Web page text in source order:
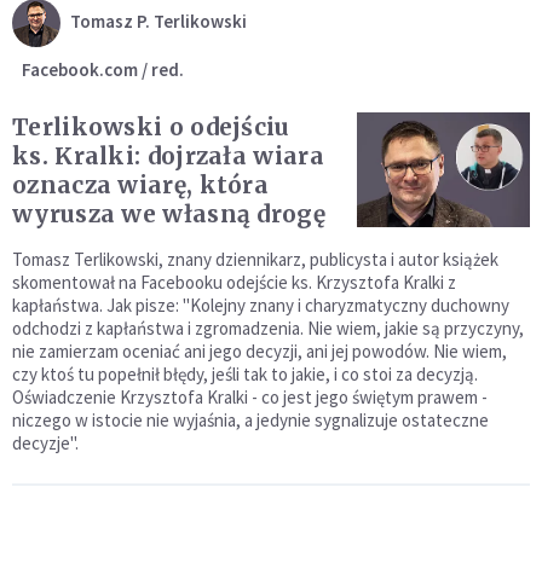
Tomasz P. Terlikowski
Facebook.com / red.
Terlikowski o odejściu
ks. Kralki: dojrzała wiara
oznacza wiarę, która
wyrusza we własną drogę
Tomasz Terlikowski, znany dziennikarz, publicysta i autor książek
skomentował na Facebooku odejście ks. Krzysztofa Kralki z
kapłaństwa. Jak pisze: "Kolejny znany i charyzmatyczny duchowny
odchodzi z kapłaństwa i zgromadzenia. Nie wiem, jakie są przyczyny,
nie zamierzam oceniać ani jego decyzji, ani jej powodów. Nie wiem,
czy ktoś tu popełnił błędy, jeśli tak to jakie, i co stoi za decyzją.
Oświadczenie Krzysztofa Kralki - co jest jego świętym prawem -
niczego w istocie nie wyjaśnia, a jedynie sygnalizuje ostateczne
decyzje".